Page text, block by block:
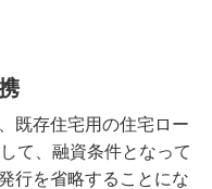
既存住宅用の住宅ロー
て、融資条件となって
行を省略することにな